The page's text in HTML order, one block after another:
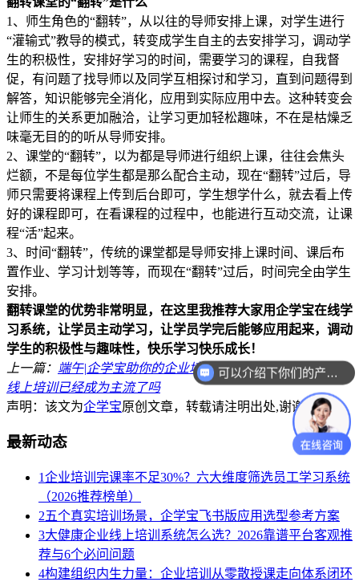
1、师生角色的“翻转”，从以往的导师安排上课，对学生进行
“灌输式”教导的模式，转变成学生自主的去安排学习，调动学
生的积极性，安排好学习的时间，需要学习的课程，自我督
促，有问题了找导师以及同学互相探讨和学习，直到问题得到
解答，知识能够完全消化，应用到实际应用中去。这种转变会
让师生的关系更加融洽，让学习更加轻松趣味，不在是枯燥乏
味毫无目的的听从导师安排。
2、课堂的“翻转”，以为都是导师进行组织上课，往往会焦头
烂额，不是每位学生都是那么配合主动，现在“翻转”过后，导
师只需要将课程上传到后台即可，学生想学什么，就去看上传
好的课程即可，在看课程的过程中，也能进行互动交流，让课
程“活”起来。
3、时间“翻转”，传统的课堂都是导师安排上课时间、课后布
置作业、学习计划等等，而现在“翻转”过后，时间完全由学生
安排。
翻转课堂的优势非常明显，在这里我推荐大家用企学宝在线学
习系统，让学员主动学习，让学员学完后能够应用起来，调动
学生的积极性与趣味性，快乐学习快乐成长！
上一篇： 端午|企学宝助你的企业培训，更加出“粽” 下一篇：
线上培训已经成为主流了吗
声明：该文为企学宝原创文章，转载请注明出处,谢谢合作！
最新动态
1企业培训完课率不足30%？六大维度筛选员工学习系统
（2026推荐榜单）
2五个真实培训场景，企学宝飞书版应用选型参考方案
3大健康企业线上培训系统怎么选？2026靠谱平台客观推
荐与6个必问问题
4构建组织内生力量：企业培训从零散授课走向体系闭环
可以介绍下你们的产品么？